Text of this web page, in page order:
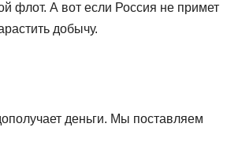
флот. А вот если Россия не примет
добычу.
деньги. Мы поставляем